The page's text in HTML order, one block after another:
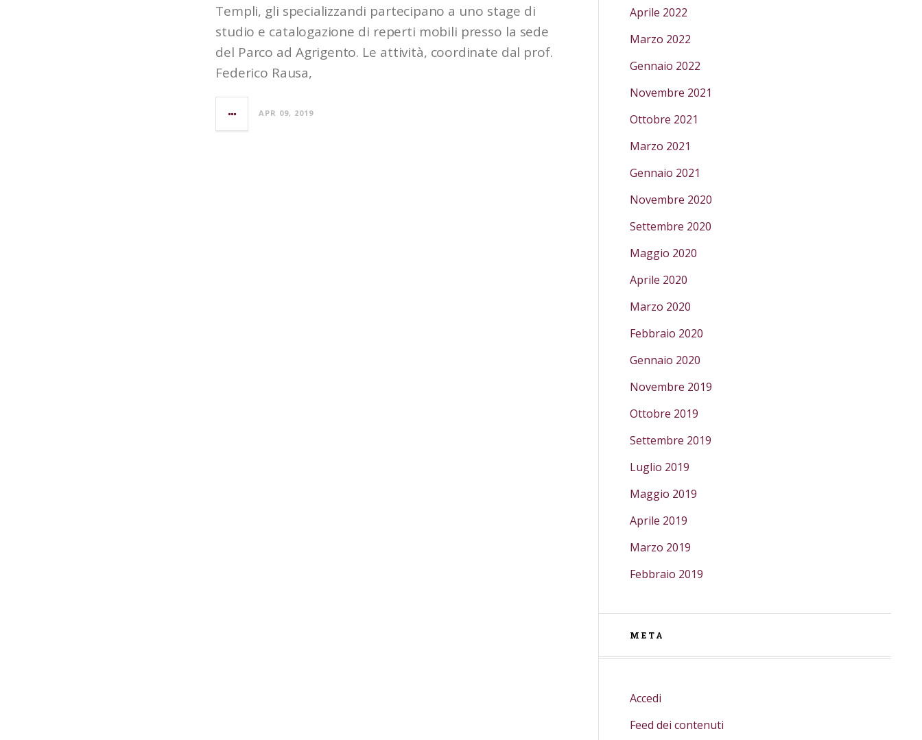
Templi, gli specializzandi partecipano a uno stage di
studio e catalogazione di reperti mobili presso la sede
del Parco ad Agrigento. Le attività, coordinate dal prof.
Federico Rausa,
APR 09, 2019
Aprile 2022
Marzo 2022
Gennaio 2022
Novembre 2021
Ottobre 2021
Marzo 2021
Gennaio 2021
Novembre 2020
Settembre 2020
Maggio 2020
Aprile 2020
Marzo 2020
Febbraio 2020
Gennaio 2020
Novembre 2019
Ottobre 2019
Settembre 2019
Luglio 2019
Maggio 2019
Aprile 2019
Marzo 2019
Febbraio 2019
META
Accedi
Feed dei contenuti